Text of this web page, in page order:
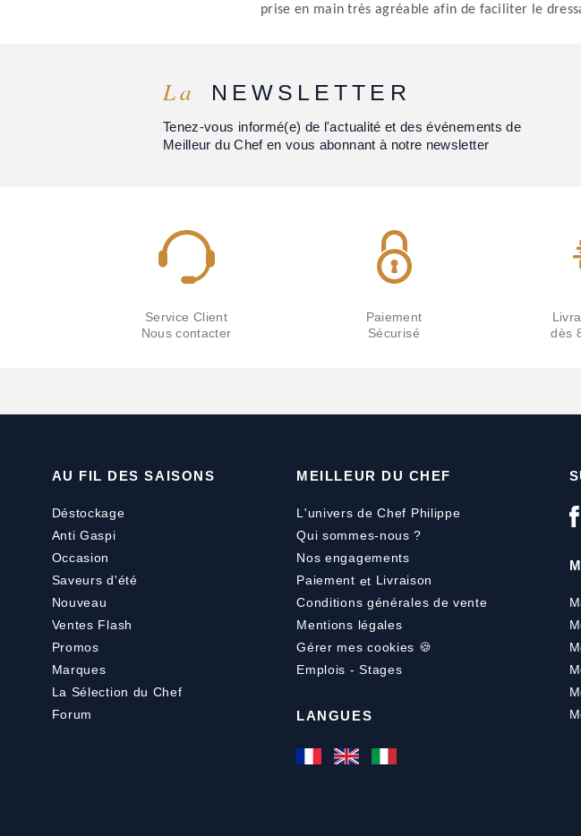
prise en main très agréable afin de faciliter le
La NEWSLETTER
Tenez-vous informé(e) de l'actualité et des événements de
Meilleur du Chef en vous abonnant à notre newsletter
Service Client
Nous contacter
Paiement
Sécurisé
dès
AU FIL DES SAISONS
Déstockage
Anti Gaspi
Occasion
Saveurs d'été
Nouveau
Ventes Flash
Promos
Marques
La Sélection du Chef
Forum
MEILLEUR DU CHEF
L'univers de Chef Philippe
Qui sommes-nous ?
Nos engagements
Paiement et Livraison
Conditions générales de vente
Mentions légales
Gérer mes cookies 🍪
Emplois - Stages
LANGUES